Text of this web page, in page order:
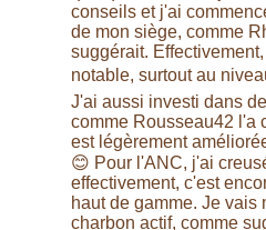
conseils et j'ai
de mon siège, comme
suggérait.
notable, surtout au
J'ai aussi investi dans
comme Rousseau42 l'a
est légèrement
😊 Pour l'ANC, j'ai
effectivement, c'est
haut de gamme. Je vais
charbon actif, comme